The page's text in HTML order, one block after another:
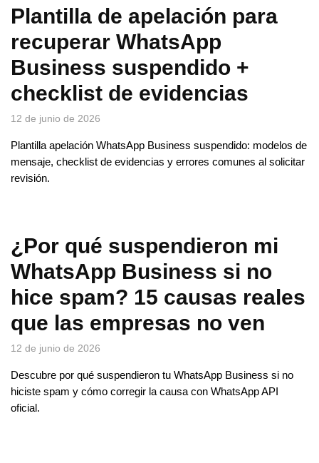
Plantilla de apelación para
recuperar WhatsApp
Business suspendido +
checklist de evidencias
12 de junio de 2026
Plantilla apelación WhatsApp Business suspendido: modelos de
mensaje, checklist de evidencias y errores comunes al solicitar
revisión.
¿Por qué suspendieron mi
WhatsApp Business si no
hice spam? 15 causas reales
que las empresas no ven
12 de junio de 2026
Descubre por qué suspendieron tu WhatsApp Business si no
hiciste spam y cómo corregir la causa con WhatsApp API
oficial.